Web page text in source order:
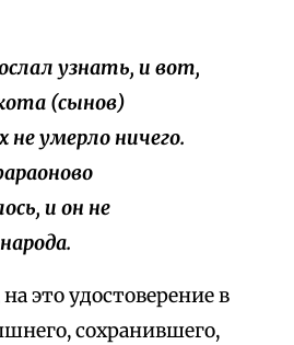
узнать, и вот,
(сынов)
не умерло ничего.
и он не
это удостоверение в
сохранившего,